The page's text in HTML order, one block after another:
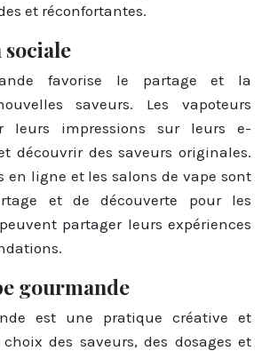
et réconfortantes.
favorise le partage et la
saveurs. Les vapoteurs
leurs impressions sur leurs e-
découvrir des saveurs originales.
en ligne et les salons de vape sont
et de découverte pour les
partager leurs expériences
gourmande
est une pratique créative et
choix des saveurs, des dosages et